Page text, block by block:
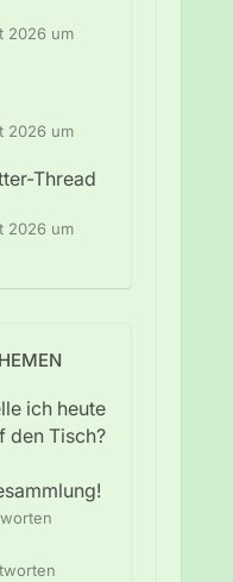
2026 um
2026 um
Thread
2026 um
ich heute
den Tisch?